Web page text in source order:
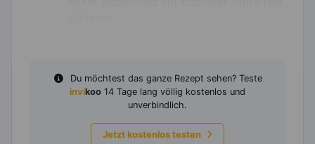
Du möchtest das ganze Rezept sehen? Teste
invikoo 14 Tage lang völlig kostenlos und
unverbindlich.
Jetzt kostenlos testen